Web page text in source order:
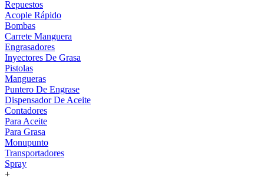
Repuestos
Acople Rápido
Bombas
Carrete Manguera
Engrasadores
Inyectores De Grasa
Pistolas
Mangueras
Puntero De Engrase
Dispensador De Aceite
Contadores
Para Aceite
Para Grasa
Monupunto
Transportadores
Spray
+